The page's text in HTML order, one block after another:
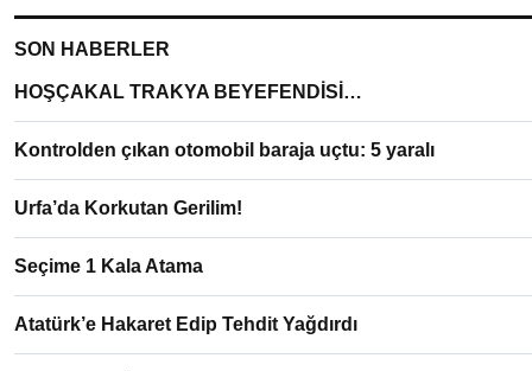
SON HABERLER
HOŞÇAKAL TRAKYA BEYEFENDİSİ…
Kontrolden çıkan otomobil baraja uçtu: 5 yaralı
Urfa’da Korkutan Gerilim!
Seçime 1 Kala Atama
Atatürk’e Hakaret Edip Tehdit Yağdırdı